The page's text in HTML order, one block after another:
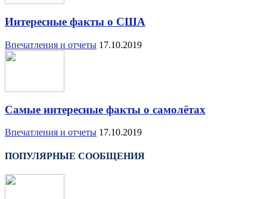
Интересные факты о США
Впечатления и отчеты 17.10.2019
Самые интересные факты о самолётах
Впечатления и отчеты 17.10.2019
ПОПУЛЯРНЫЕ СООБЩЕНИЯ